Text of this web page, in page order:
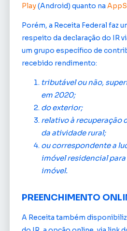
Play(Android) quanto na
Porém, a Receita Federal faz
respeito da declaração do IR
um grupo específico de
recebido rendimento:
tributável ou não,
em 2020;
do exterior;
relativo à recuperação
da atividade rural;
ou correspondente a
imóvel residencial
imóvel.
PREENCHIMENTO
A Receita também